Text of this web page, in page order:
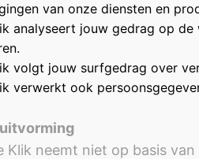
van onze diensten en
analyseert jouw gedrag op
volgt jouw surfgedrag over
verwerkt ook
neemt niet op basis